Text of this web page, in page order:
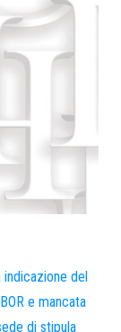
del
e mancata
di stipula